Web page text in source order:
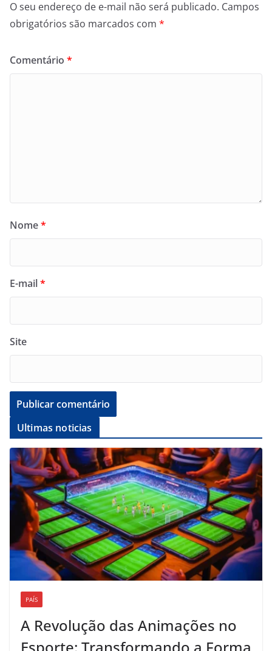
O seu endereço de e-mail não será publicado. Campos
obrigatórios são marcados com *
Comentário *
Nome*
E-mail*
Site
Ultimas noticias
PAÍS
A Revolução das Animações no
Esporte: Transformando a Forma